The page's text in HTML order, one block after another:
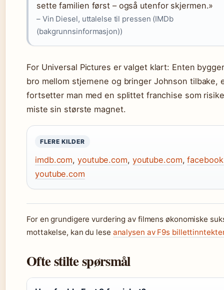
sette familien først – også utenfor skjermen.»
– Vin Diesel, uttalelse til pressen (IMDb
(bakgrunnsinformasjon))
For Universal Pictures er valget klart: Enten
bro mellom stjernene og bringer Johnson tilbake,
fortsetter man med en splittet franchise som
miste sin største magnet.
FLERE KILDER
imdb.com,youtube.com, youtube.com,
youtube.com
For en grundigere vurdering av filmens økonomiske
mottakelse, kan du lese analysen av F9s
Ofte stilte spørsmål